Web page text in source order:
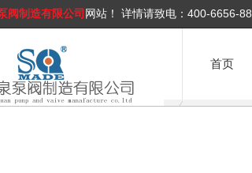
阀制造有限公司 网站！ 详情请致电： 400-6656-
首页